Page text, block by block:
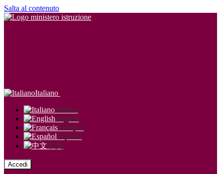
Salta al contenuto
Italiano
Italiano
English
Français
Español
中文
Accedi